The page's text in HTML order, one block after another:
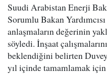
Suudi Arabistan Enerji
Sorumlu Bakan
anlaşmaların değerinin
söyledi. İnşaat
beklendiğini belirten
yıl içinde tamamlamak için